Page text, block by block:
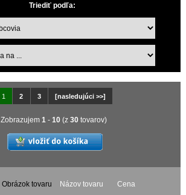
Triediť podľa:
1 2 3 [nasledujúci >>]
Zobrazujem 1 - 10 (z 30 tovarov)
Obrázok tovaru Názov tovaru Cena